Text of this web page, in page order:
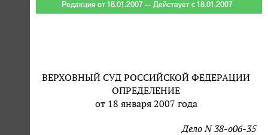
Редакция от 18.01.2007 — Действует с 18.01.2007
ВЕРХОВНЫЙ СУД РОССИЙСКОЙ ФЕДЕРАЦИИ
ОПРЕДЕЛЕНИЕ
от 18 января 2007 года
Дело N 38-о06-35